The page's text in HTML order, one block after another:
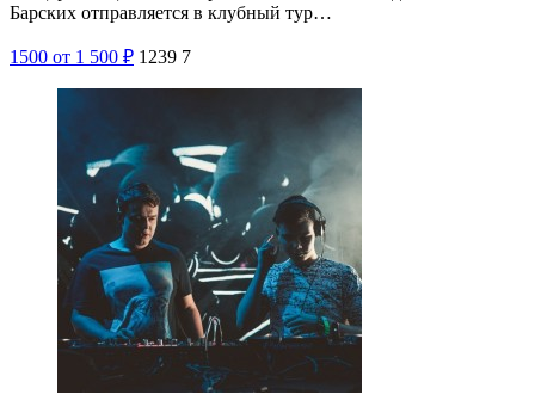
Барских отправляется в клубный тур…
1500 от 1 500 ₽ 1239 7